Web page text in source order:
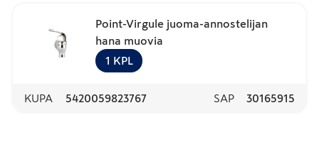
Point-Virgule juoma-annostelijan
hana muovia
1 KPL
KUPA 5420059823767 SAP 30165915